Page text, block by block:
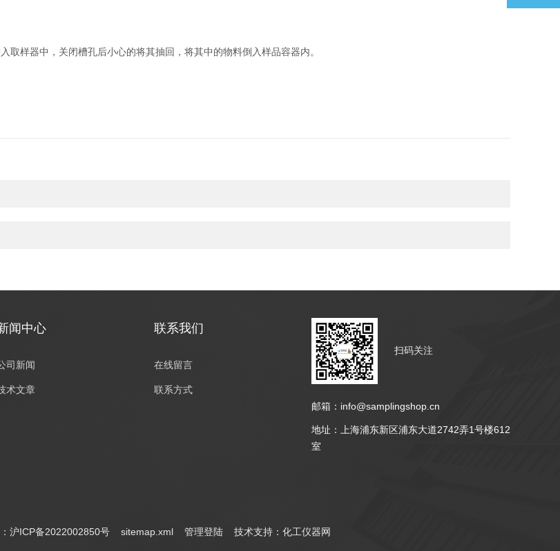
样器中，关闭槽孔后小心的将其抽回，将其中的物料倒入样品容器内。
闻中心
司新闻
术文章
联系我们
在线留言
联系方式
扫码关注
邮箱：info@samplingshop.cn
地址：上海浦东新区浦东大道2742弄1号楼612
室
沪ICP备2022002850号 sitemap.xml 管理登陆 技术支持： 化工仪器网